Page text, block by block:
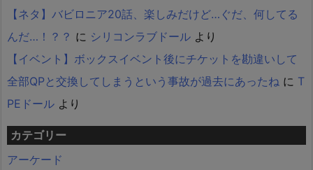
【ネタ】バビロニア20話、楽しみだけど…ぐだ、何してる
んだ…！？？ に シリコンラブドール より
【イベント】ボックスイベント後にチケットを勘違いして
全部QPと交換してしまうという事故が過去にあったね に T
PEドール より
カテゴリー
アーケード